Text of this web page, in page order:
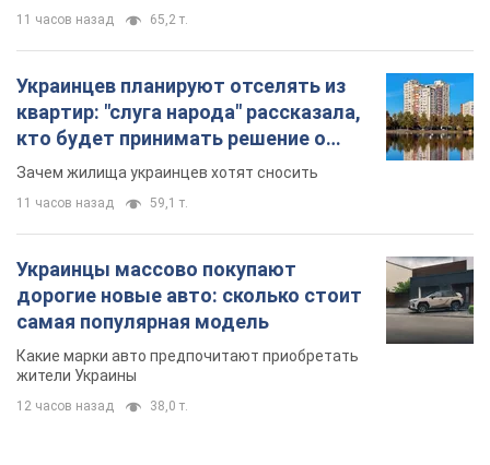
11 часов назад 65,2 т.
Украинцев планируют отселять из
квартир: "слуга народа" рассказала,
кто будет принимать решение о
сносе домов
Зачем жилища украинцев хотят сносить
11 часов назад 59,1 т.
Украинцы массово покупают
дорогие новые авто: сколько стоит
самая популярная модель
Какие марки авто предпочитают приобретать
жители Украины
12 часов назад 38,0 т.